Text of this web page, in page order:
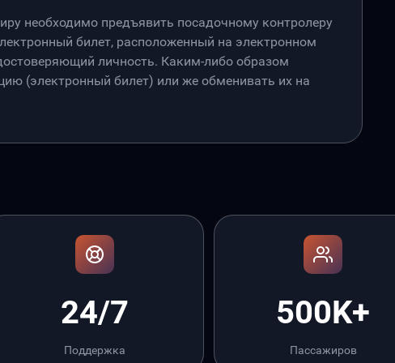
необходимо предъявить посадочному контролеру
билет, расположенный на электронном
личность. Каким-либо образом
(электронный билет) или же обменивать их на
24/7
Поддержка
500K+
Пассажиров